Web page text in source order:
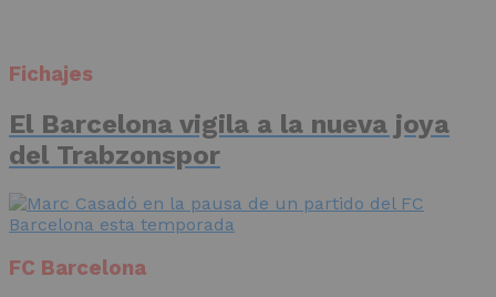
Fichajes
El Barcelona vigila a la nueva joya
del Trabzonspor
FC Barcelona